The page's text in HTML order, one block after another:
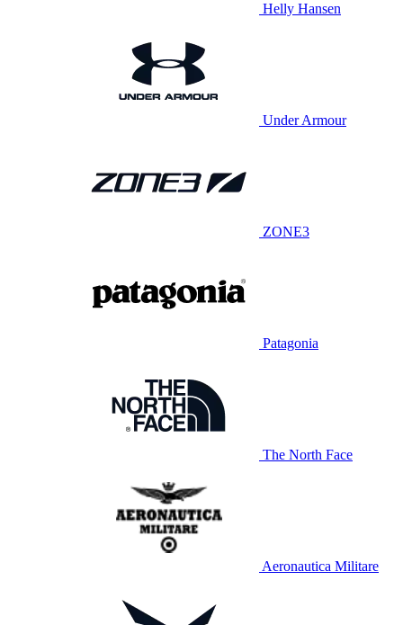
Helly Hansen
Under Armour
ZONE3
Patagonia
The North Face
Aeronautica Militare